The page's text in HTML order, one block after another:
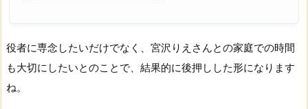
役者に専念したいだけでなく、宮沢りえさんとの家庭での時間
も大切にしたいとのことで、結果的に後押しした形になります
ね。